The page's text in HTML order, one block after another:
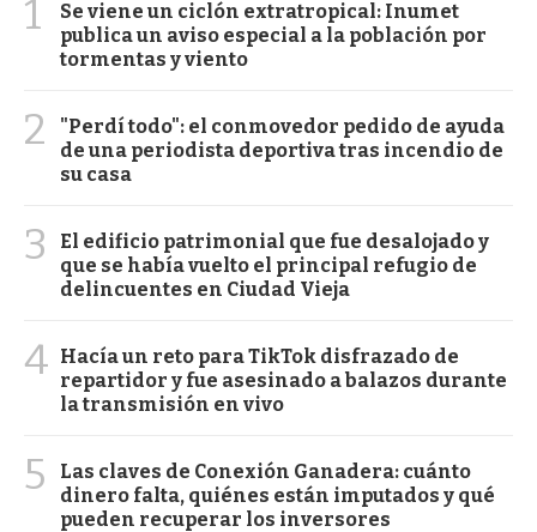
1
Se viene un ciclón extratropical: Inumet
publica un aviso especial a la población por
tormentas y viento
2
"Perdí todo": el conmovedor pedido de ayuda
de una periodista deportiva tras incendio de
su casa
3
El edificio patrimonial que fue desalojado y
que se había vuelto el principal refugio de
delincuentes en Ciudad Vieja
4 Hacía un reto para TikTok disfrazado de
repartidor y fue asesinado a balazos durante
la transmisión en vivo
5
Las claves de Conexión Ganadera: cuánto
dinero falta, quiénes están imputados y qué
pueden recuperar los inversores